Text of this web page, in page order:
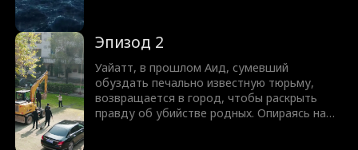
разрушает криминальные империи,
разбивает старых врагов и защищает своё.
Пока преступный мир рушится, Уайатт
приближается к разгадке прошлого и
неизбежной расплате.
Эпизод 2
Уайатт, в прошлом Аид, сумевший
обуздать печально известную тюрьму,
возвращается в город, чтобы раскрыть
правду об убийстве родных. Опираясь на